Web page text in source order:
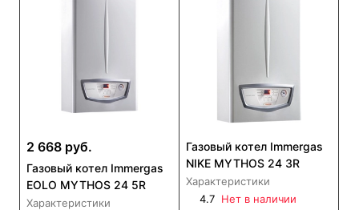
2 668 руб.
Газовый котел Immergas
EOLO MYTHOS 24 5R
Характеристики
Газовый котел Immergas
NIKE MYTHOS 24 3R
Характеристики
4.7 Нет в наличии